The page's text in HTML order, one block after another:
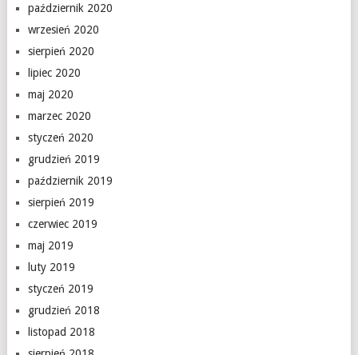
październik 2020
wrzesień 2020
sierpień 2020
lipiec 2020
maj 2020
marzec 2020
styczeń 2020
grudzień 2019
październik 2019
sierpień 2019
czerwiec 2019
maj 2019
luty 2019
styczeń 2019
grudzień 2018
listopad 2018